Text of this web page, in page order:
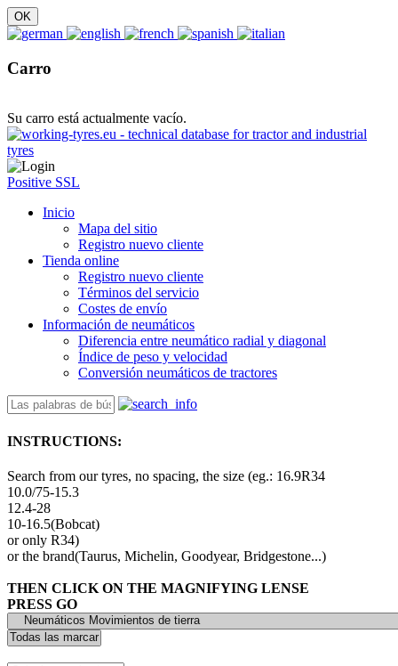
Carro
Su carro está actualmente vacío.
Positive SSL
Inicio
Mapa del sitio
Registro nuevo cliente
Tienda online
Registro nuevo cliente
Términos del servicio
Costes de envío
Información de neumáticos
Diferencia entre neumático radial y diagonal
Índice de peso y velocidad
Conversión neumáticos de tractores
INSTRUCTIONS:
Search from our tyres, no spacing, the size (eg.: 16.9R34
10.0/75-15.3
12.4-28
10-16.5(Bobcat)
or only R34)
or the brand(Taurus, Michelin, Goodyear, Bridgestone...)
THEN CLICK ON THE MAGNIFYING LENSE
PRESS GO